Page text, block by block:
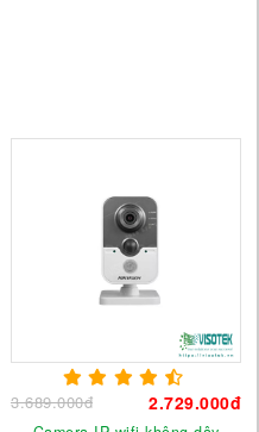
3.689.000đ 2.729.000đ